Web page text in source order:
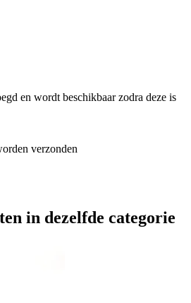
en wordt beschikbaar zodra deze is
verzonden
in dezelfde categorie